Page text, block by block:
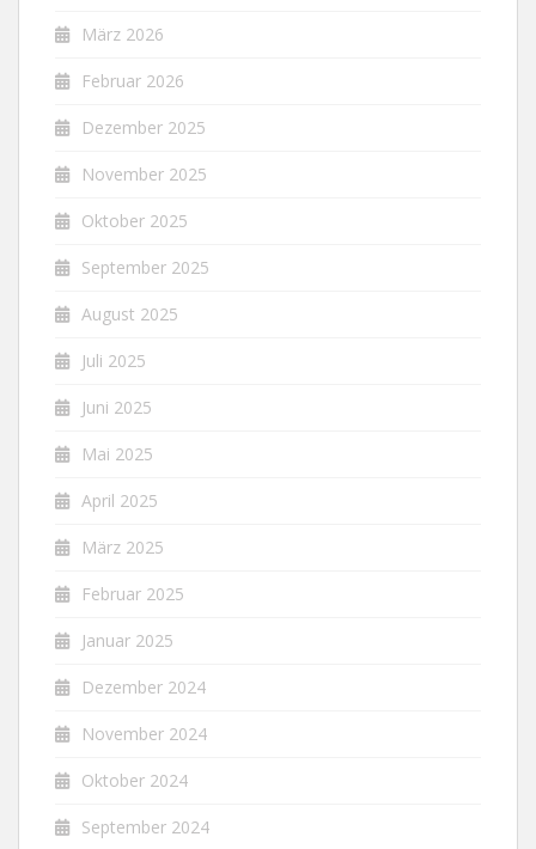
März 2026
Februar 2026
Dezember 2025
November 2025
Oktober 2025
September 2025
August 2025
Juli 2025
Juni 2025
Mai 2025
April 2025
März 2025
Februar 2025
Januar 2025
Dezember 2024
November 2024
Oktober 2024
September 2024